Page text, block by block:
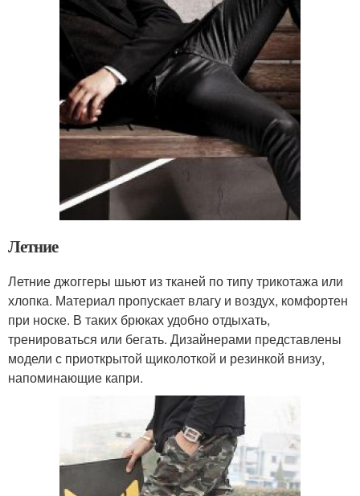
Летние
Летние джоггеры шьют из тканей по типу трикотажа или
хлопка. Материал пропускает влагу и воздух, комфортен
при носке. В таких брюках удобно отдыхать,
тренироваться или бегать. Дизайнерами представлены
модели с приоткрытой щиколоткой и резинкой внизу,
напоминающие капри.